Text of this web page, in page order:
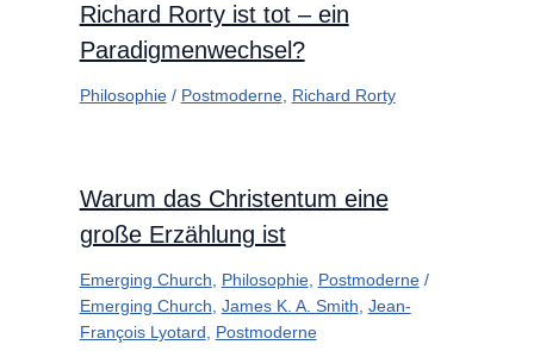
Richard Rorty ist tot – ein
Paradigmenwechsel?
Philosophie/ Postmoderne, Richard Rorty
Warum das Christentum eine
große Erzählung ist
Emerging Church Philosophie, Postmoderne/
Emerging Church James K. A. Smith Jean-
François Lyotard
Postmoderne